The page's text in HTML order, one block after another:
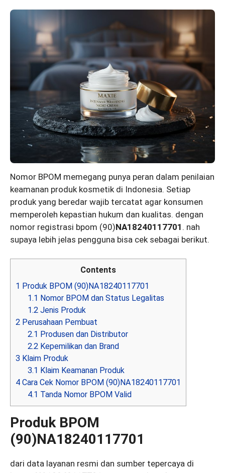
Nomor BPOM memegang punya peran dalam penilaian
keamanan produk kosmetik di Indonesia. Setiap
produk yang beredar wajib tercatat agar konsumen
memperoleh kepastian hukum dan kualitas. dengan
nomor registrasi bpom (90)NA18240117701 . nah
supaya lebih jelas pengguna bisa cek sebagai berikut.
Contents
1 Produk BPOM (90)NA18240117701
1.1 Nomor BPOM dan Status Legalitas
1.2 Jenis Produk
2 Perusahaan Pembuat
2.1 Produsen dan Distributor
2.2 Kepemilikan dan Brand
3 Klaim Produk
3.1 Klaim Keamanan Produk
4 Cara Cek Nomor BPOM (90)NA18240117701
4.1 Tanda Nomor BPOM Valid
Produk BPOM
(90)NA18240117701
dari data layanan resmi dan sumber tepercaya di